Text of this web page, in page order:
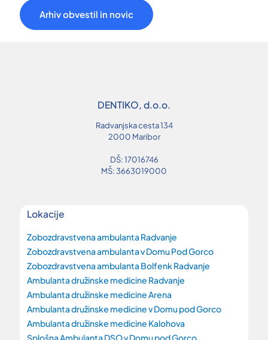
Arhiv obvestil in novic
DENTIKO, d.o.o.
Radvanjska cesta 134
2000 Maribor
DŠ: 17016746
MŠ: 3663019000
Lokacije
Zobozdravstvena ambulanta Radvanje
Zobozdravstvena ambulanta v Domu Pod Gorco
Zobozdravstvena ambulanta Bolfenk Radvanje
Ambulanta družinske medicine Radvanje
Ambulanta družinske medicine Arena
Ambulanta družinske medicine v Domu pod Gorco
Ambulanta družinske medicine Kalohova
Splošna Ambulanta DSO v Domu pod Gorco